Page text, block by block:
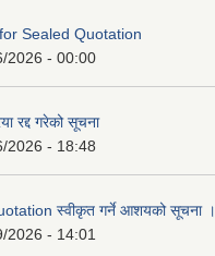
Sealed Quotation
2026 - 00:00
रद्द गरेको सूचना
2026 - 18:48
स्वीकृत गर्ने आशयको सूचना ।
2026 - 14:01